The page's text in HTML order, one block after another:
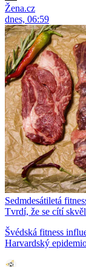
Žena.cz
dnes, 06:59
Sedmdesátiletá
Tvrdí, že se cítí
Švédská fitness
Harvardský